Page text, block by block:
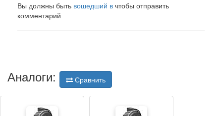
Вы должны быть вошедший в чтобы отправить
комментарий
Аналоги: Сравнить